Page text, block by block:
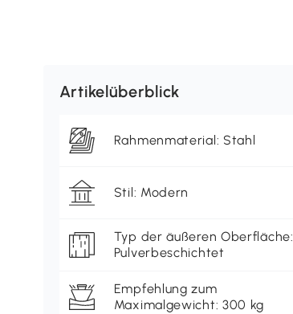
Artikelüberblick
Rahmenmaterial: Stahl
Stil: Modern
Typ der äußeren Oberfläche:
Pulverbeschichtet
Empfehlung zum
Maximalgewicht: 300 kg